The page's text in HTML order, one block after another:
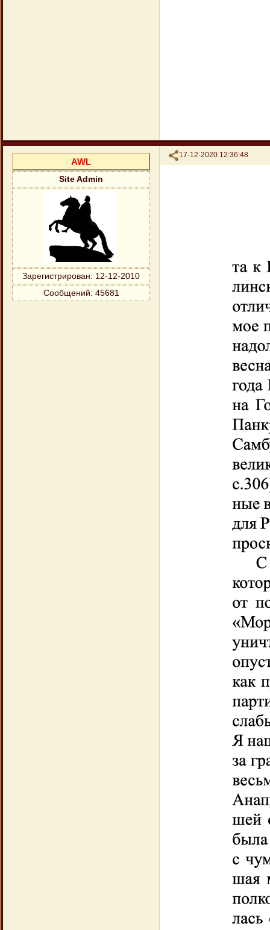
Поделиться
17-12-2020 12:36:48
AWL
Site Admin
Зарегистрирован: 12-12-2010
Сообщений: 45681